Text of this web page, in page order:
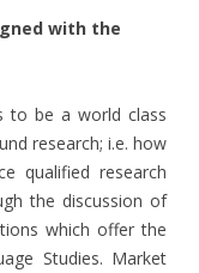
with the
to be a world class
research; i.e. how
qualified research
the discussion of
which offer the
Studies. Market